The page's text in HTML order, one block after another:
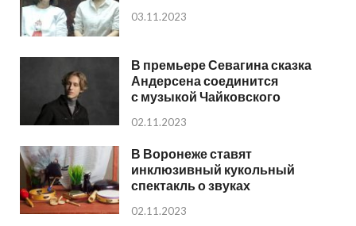
03.11.2023
В премьере Севагина сказка
Андерсена соединится
с музыкой Чайковского
02.11.2023
В Воронеже ставят
инклюзивный кукольный
спектакль о звуках
02.11.2023